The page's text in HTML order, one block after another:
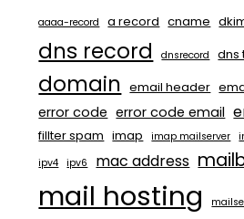
aaaa-record a record cname
dns record
dnsrecord dns
domain email header
error code error code email
fillter spam imap imap mailserver
ipv4
ipv6 mac address
mail hosting